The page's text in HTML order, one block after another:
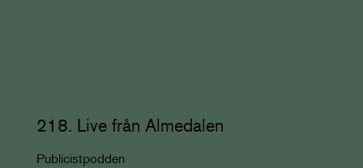
218. Live från Almedalen
Publicistpodden